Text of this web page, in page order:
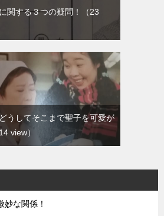
関する３つの疑問！
（23
うしてそこまで聖子を可愛が
14 view）
妙な関係！